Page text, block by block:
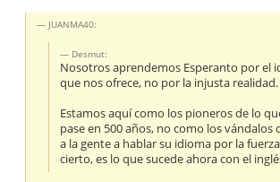
JUANMA40:
Desmut:
Nosotros aprendemos Esperanto por el
que nos ofrece, no por la injusta realidad.
Estamos aquí como los pioneros de lo
pase en 500 años, no como los vándalos
a la gente a hablar su idioma por la
cierto, es lo que sucede ahora con el